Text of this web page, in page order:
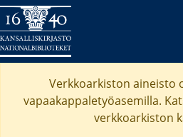
Verkkoarkiston aineisto
vapaakappaletyöasemilla.
verkkoarkiston